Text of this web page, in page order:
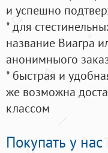
и успешно
* для
название Виагра
анонимныого
* быстрая и
же возможна
классом
Покупать у